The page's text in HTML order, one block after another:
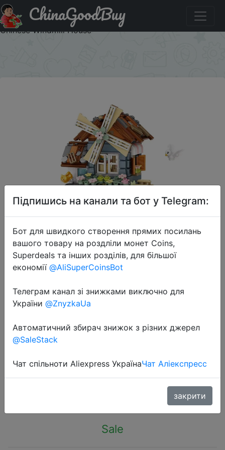
Купити на розпродажі LOZ 1239 Windmill music box mini
Blocks Kids Building Toys DIY Bricks Girls Gift Music Box
Chinese Windmill House
ChinaGoodBuy
2023-10-25
LOZ 1239 Windmill music box mini
Blocks Kids Building Toys DIY Bricks
Girls Gift Music Box Chinese
Sale
Підпишись на канали та бот у Telegram:
Бот для швидкого створення прямих посилань
вашого товару на роздліли монет Coins,
Superdeals та інших розділів, для більшої
економії @AliSuperCoinsBot
Телеграм канал зі знижками виключно для
України @ZnyzkaUa
Автоматичний збирач знижок з різних джерел
@SaleStack
Чат спільноти Aliexpress УкраїнаЧат Аліекспресс
закрити